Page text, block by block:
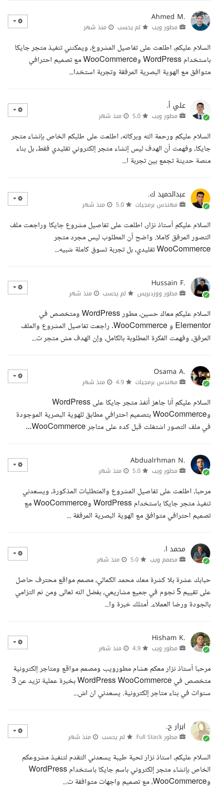
Ahmed M.
مطور ويب لم يحسب منذ شهر
السلام عليكم، اطلعت على تفاصيل المشروع، ويمكنني تنفيذ متجر جايكا
باستخدام WordPress وWooCommerce مع تصميم احترافي
متوافق مع الهوية البصرية المرفقة وتجربة استخدا...
علي أ.
مطور ويب منذ شهر
السلام عليكم ورحمة الله وبركاته، اطلعت على طلبكم الخاص بإنشاء متجر
جايكا، وفهمت أن الهدف ليس إنشاء متجر إلكتروني تقليدي فقط، بل بناء
منصة حديثة تجمع بين تجربة ا...
عبدالحميد ك.
مهندس برمجيات منذ شهر
السلام عليكم أستاذ نزار، اطلعت على تفاصيل مشروع جايكا وراجعت ملف
التصور المرفق كاملا. واضح أن المطلوب ليس مجرد متجر
WooCommerce تقليدي، بل تجربة تسوق كاملة شبيه...
Hussain F.
مطور ووردبريس لم يحسب منذ شهر
السلام عليكم معاك حسين، مطور WordPress ومتخصص في
Elementor و WooCommerce. راجعت تفاصيل المشروع والملف
المرفق، وفهمت الفكرة المطلوبة بالكامل، وإن الهدف مش متجر ت...
Osama A.
مهندس برمجيات منذ شهر
السلام عليكم أنا جاهز أنفذ متجر جايكا على WordPress
وWooCommerce بتصميم احترافي مطابق للهوية البصرية الموجودة
في ملف التصور اشتغلت قبل كده على متاجر WooCommerce...
Abdualrhman N.
مطور ويب منذ شهر
مرحبا، اطلعت على تفاصيل المشروع والمتطلبات المذكورة، ويسعدني
تنفيذ متجر جايكا باستخدام WordPress وWooCommerce مع
تصميم احترافي متوافق مع الهوية البصرية المرفقة ...
محمد ا.
مصمم ويب منذ شهر
حبابك عشرة بلا كشرة معك محمد الكمالي، مصمم مواقع محترف حاصل
على تقييم 5 نجوم في جميع مشاريعي، بفضل الله تعالى ومن ثم التزامي
بالجودة ورضا العملاء. أمتلك خبرة وا...
Hisham K.
مطور ويب منذ شهر
مرحبا أستاذ نزار معكم هشام مطورويب ومصمم مواقع ومتاجر إلكترونية
متخصص في WordPress WooCommerce بخبرة عملية تزيد عن 3
سنوات في بناء متاجر إلكترونية. يسعدني ان اش...
ابرار ح.
مطور Full Stack لم يحسب منذ شهر
السلام عليكم، استاذ نزار تحية طيبة يسعدني التقدم لتنفيذ مشروعكم
الخاص بإنشاء متجر إلكتروني باسم جايكا باستخدام WordPress
وWooCommerce، مع تصميم واجهات متوافقة ت...